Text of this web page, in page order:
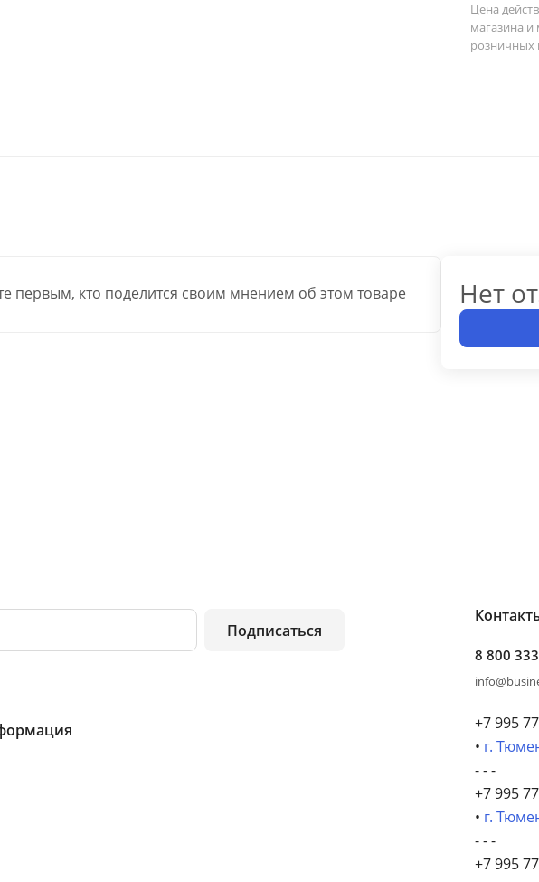
Цена
магазина и
розничных
первым, кто поделится своим мнением об этом товаре Нет
Подписаться
8 800
+7 995
• г.
- - -
+7 995
• г.
- - -
+7 995